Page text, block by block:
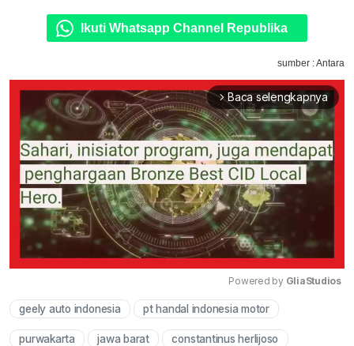
Ikuti Whatsapp Channel Republika
sumber : Antara
arrow_forward_ios Baca selengkapnya
Powered by GliaStudios
geely auto indonesia pt handal indonesia motor
purwakarta jawa barat constantinus herlijoso